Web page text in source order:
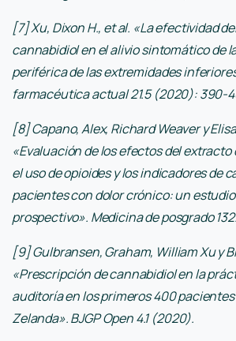
[7] Xu, Dixon H., et al. «La efectividad
cannabidiol en el alivio sintomático de
periférica de las extremidades
farmacéutica actual 21.5 (2020): 390-
[8] Capano, Alex, Richard Weaver y
«Evaluación de los efectos del extracto
el uso de opioides y los indicadores de
pacientes con dolor crónico: un
prospectivo». Medicina de posgrado
[9] Gulbransen, Graham, William Xu y
«Prescripción de cannabidiol en la
auditoría en los primeros 400
Zelanda». BJGP Open 4.1 (2020).